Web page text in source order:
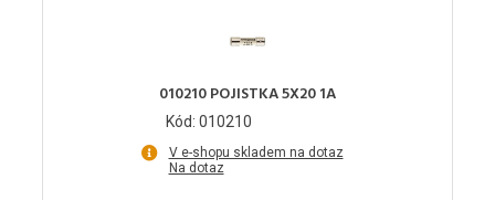
010210 POJISTKA 5X20 1A
Kód: 010210
V e-shopu skladem na dotaz
Na dotaz